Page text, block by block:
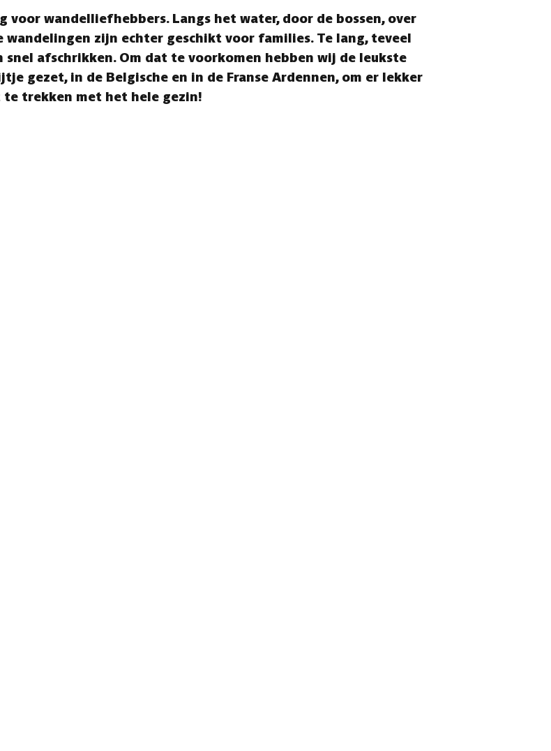
voor wandelliefhebbers. Langs het water, door de bossen, over
zijn echter geschikt voor families. Te lang, teveel
afschrikken. Om dat te voorkomen hebben wij de leukste
gezet, in de Belgische en in de Franse Ardennen, om er lekker
te trekken met het hele gezin!